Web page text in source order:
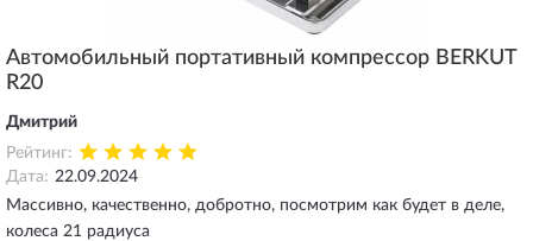
Автомобильный портативный компрессор BERKUT
R20
Дмитрий
Рейтинг:
Дата: 22.09.2024
Массивно, качественно, добротно, посмотрим как будет в деле,
колеса 21 радиуса